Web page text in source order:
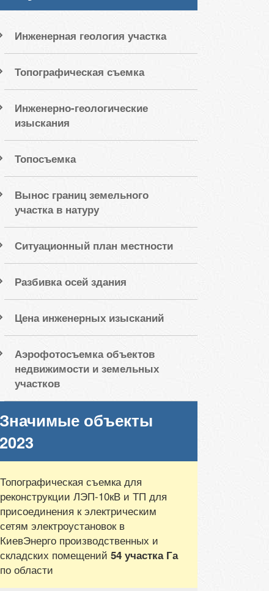
Инженерная геология участка
Топографическая съемка
Инженерно-геологические
изыскания
Топосъемка
Вынос границ земельного
участка в натуру
Ситуационный план местности
Разбивка осей здания
Цена инженерных изысканий
Аэрофотосъемка объектов
недвижимости и земельных
участков
Значимые объекты
2023
Топографическая съемка для
реконструкции ЛЭП-10кВ и ТП для
присоединения к электрическим
сетям электроустановок в
КиевЭнерго производственных и
складских помещений 54 участка Га
по области